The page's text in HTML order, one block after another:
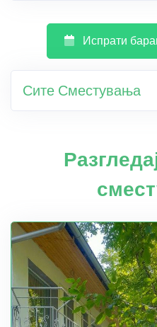
Испрати
Сите Сместувања